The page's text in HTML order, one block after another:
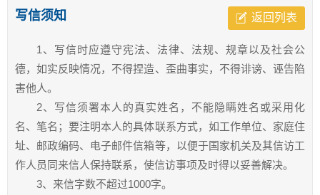
写信须知 返回列表
1、写信时应遵守宪法、法律、法规、规章以及社会公
德，如实反映情况，不得捏造、歪曲事实，不得诽谤、诬告陷
害他人。
2、写信须署本人的真实姓名，不能隐瞒姓名或采用化
名、笔名；要注明本人的具体联系方式，如工作单位、家庭住
址、邮政编码、电子邮件信箱等，以便于国家机关及其信访工
作人员同来信人保持联系，使信访事项及时得以妥善解决。
3、来信字数不超过1000字。